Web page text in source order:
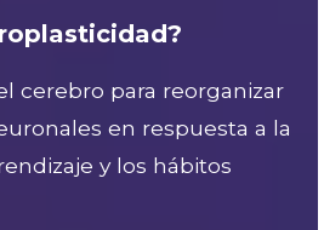
cerebro para reorganizar
en respuesta a la
y los hábitos